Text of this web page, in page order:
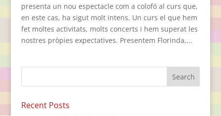
presenta un nou espectacle com a colofó al curs que,
en este cas, ha sigut molt intens. Un curs el que hem
fet moltes activitats, molts concerts i hem superat les
nostres pròpies expectatives. Presentem Florinda,...
Recent Posts